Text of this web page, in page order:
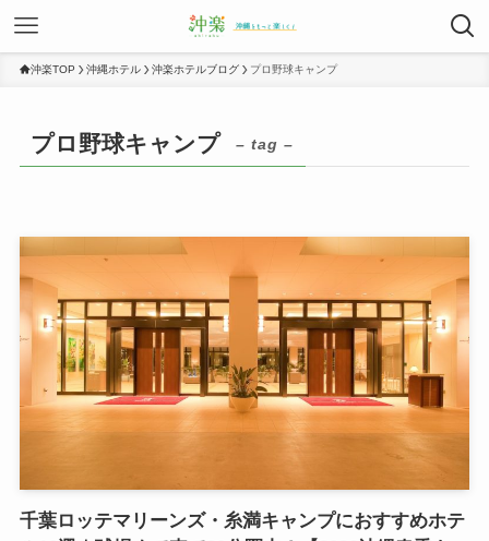
沖楽TOP 沖縄ホテル 沖楽ホテルブログ プロ野球キャンプ
プロ野球キャンプ – tag –
千葉ロッテマリーンズ・糸満キャンプにおすすめホテ